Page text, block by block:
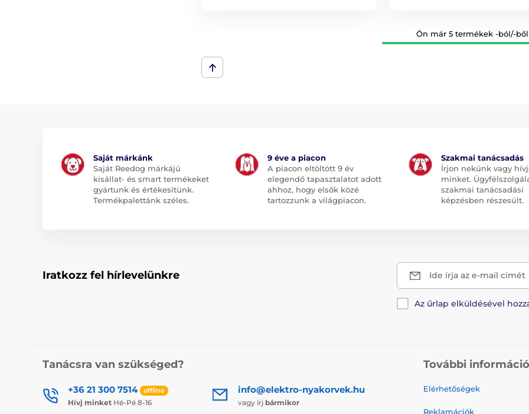
Ön már 5 termékek -ból/-ből
Saját márkánk
Saját Reedog márkájú
kisállat- és smart termékeket
gyártunk és értékesítünk.
Termékpalettánk széles.
9 éve a piacon
A piacon eltöltött 9 év
elegendő tapasztalatot adott
ahhoz, hogy elsők közé
tartozzunk a világpiacon.
Szakmai tanácsadás
Írjon nekünk vagy
minket.
szakmai tanácsadási
képzésben részesült.
Iratkozz fel hírlevelünkre Ide írja az e-mail címét
Az űrlap elküldésével
Tanácsra van szükséged?
+36 21 300 7514 offline
Hívj minket Hé-Pé 8-16
info@elektro-nyakorvek.hu
vagy írj bármikor
További
Elérhetőségek
Reklamációk